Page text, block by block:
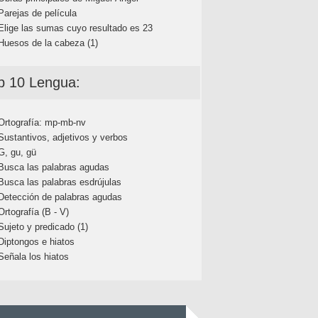
de película
las sumas cuyo resultado es 23
de la cabeza (1)
10 Lengua:
mp-mb-nv
adjetivos y verbos
gu, gü
las palabras agudas
las palabras esdrújulas
de palabras agudas
(B - V)
y predicado (1)
e hiatos
los hiatos